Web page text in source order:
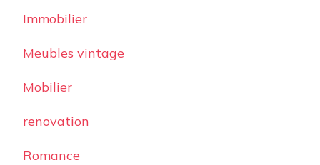
Immobilier
Meubles vintage
Mobilier
renovation
Romance